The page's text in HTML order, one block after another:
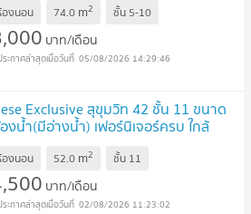
งนอน 74.0 m2 ชั้น 5-10
บาท/เดือน
05/08/2026 14:29:46
Exclusive สุขุมวิท 42 ชั้น 11 ขนาด
น้ำ(มีอ่างน้ำ) เฟอร์นิเจอร์ครบ ใกล้
งนอน 52.0 m2 ชั้น 11
บาท/เดือน
02/08/2026 11:23:02